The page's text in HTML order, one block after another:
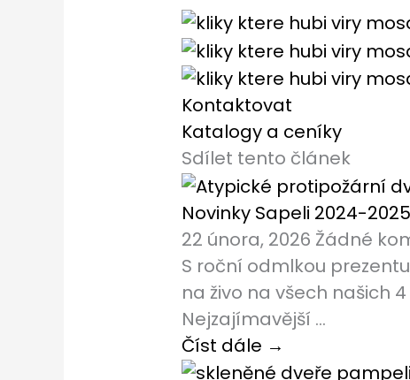
Kontaktovat
Katalogy a ceníky
Sdílet tento článek
Novinky Sapeli 2024-2025
22 února, 2026 Žádné
S roční odmlkou
na živo na všech našich
Nejzajímavější ...
Číst dále →